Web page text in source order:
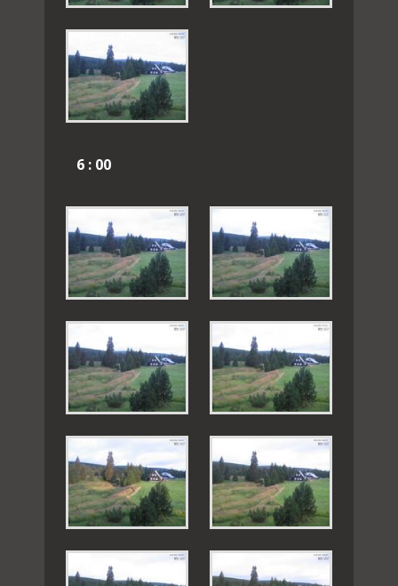
6 : 00